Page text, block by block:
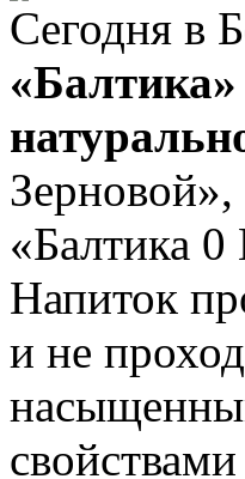
Сегодня в
«Балтика»
«Балтика
Напиток
и не